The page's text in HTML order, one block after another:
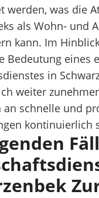
werden, was die
als Wohn- und
kann. Im
Bedeutung eines
in
weiter
an schnelle und
kontinuierlich